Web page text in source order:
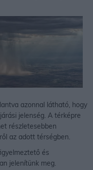
azonnal látható, hogy
jelenség. A térképre
részletesebben
az adott térségben.
és
jelenítünk meg.